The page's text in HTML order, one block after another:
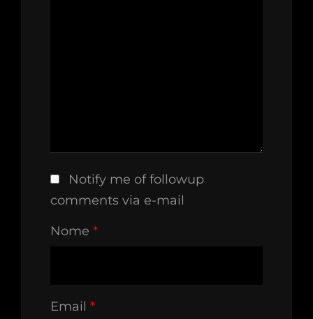
Notify me of followup
comments via e-mail
Nome *
Email *